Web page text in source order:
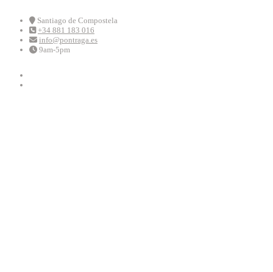
content
Santiago de Compostela
+34 881 183 016
info@pontraga.es
9am-5pm